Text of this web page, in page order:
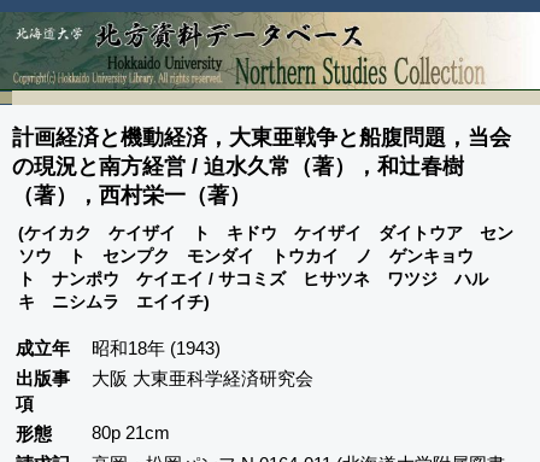
計画経済と機動経済，大東亜戦争と船腹問題，当会
の現況と南方経営 / 迫水久常（著），和辻春樹
（著），西村栄一（著）
(ケイカク ケイザイ ト キドウ ケイザイ ダイトウア セン
ソウ ト センプク モンダイ トウカイ ノ ゲンキョウ
ト ナンポウ ケイエイ / サコミズ ヒサツネ ワツジ ハル
キ ニシムラ エイイチ)
成立年
昭和18年 (1943)
出版事
項
大阪 大東亜科学経済研究会
形態
80p 21cm